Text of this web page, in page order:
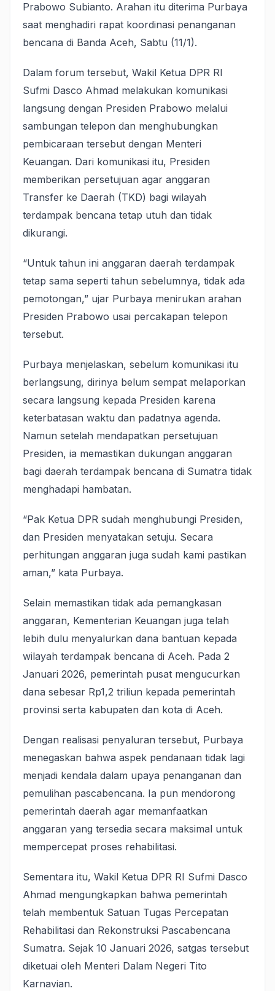
Prabowo Subianto. Arahan itu diterima Purbaya
saat menghadiri rapat koordinasi penanganan
bencana di Banda Aceh, Sabtu (11/1).
Dalam forum tersebut, Wakil Ketua DPR RI
Sufmi Dasco Ahmad melakukan komunikasi
langsung dengan Presiden Prabowo melalui
sambungan telepon dan menghubungkan
pembicaraan tersebut dengan Menteri
Keuangan. Dari komunikasi itu, Presiden
memberikan persetujuan agar anggaran
Transfer ke Daerah (TKD) bagi wilayah
terdampak bencana tetap utuh dan tidak
dikurangi.
“Untuk tahun ini anggaran daerah terdampak
tetap sama seperti tahun sebelumnya, tidak ada
pemotongan,” ujar Purbaya menirukan arahan
Presiden Prabowo usai percakapan telepon
tersebut.
Purbaya menjelaskan, sebelum komunikasi itu
berlangsung, dirinya belum sempat melaporkan
secara langsung kepada Presiden karena
keterbatasan waktu dan padatnya agenda.
Namun setelah mendapatkan persetujuan
Presiden, ia memastikan dukungan anggaran
bagi daerah terdampak bencana di Sumatra tidak
menghadapi hambatan.
“Pak Ketua DPR sudah menghubungi Presiden,
dan Presiden menyatakan setuju. Secara
perhitungan anggaran juga sudah kami pastikan
aman,” kata Purbaya.
Selain memastikan tidak ada pemangkasan
anggaran, Kementerian Keuangan juga telah
lebih dulu menyalurkan dana bantuan kepada
wilayah terdampak bencana di Aceh. Pada 2
Januari 2026, pemerintah pusat mengucurkan
dana sebesar Rp1,2 triliun kepada pemerintah
provinsi serta kabupaten dan kota di Aceh.
Dengan realisasi penyaluran tersebut, Purbaya
menegaskan bahwa aspek pendanaan tidak lagi
menjadi kendala dalam upaya penanganan dan
pemulihan pascabencana. Ia pun mendorong
pemerintah daerah agar memanfaatkan
anggaran yang tersedia secara maksimal untuk
mempercepat proses rehabilitasi.
Sementara itu, Wakil Ketua DPR RI Sufmi Dasco
Ahmad mengungkapkan bahwa pemerintah
telah membentuk Satuan Tugas Percepatan
Rehabilitasi dan Rekonstruksi Pascabencana
Sumatra. Sejak 10 Januari 2026, satgas tersebut
diketuai oleh Menteri Dalam Negeri Tito
Karnavian.